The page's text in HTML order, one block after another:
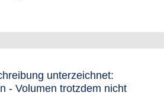
unterzeichnet:
- Volumen trotzdem nicht